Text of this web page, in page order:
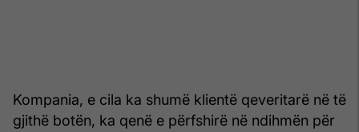
Kompania, e cila ka shumë klientë qeveritarë në të
gjithë botën, ka qenë e përfshirë në ndihmën për